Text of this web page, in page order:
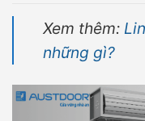
Xem thêm:
những gì?